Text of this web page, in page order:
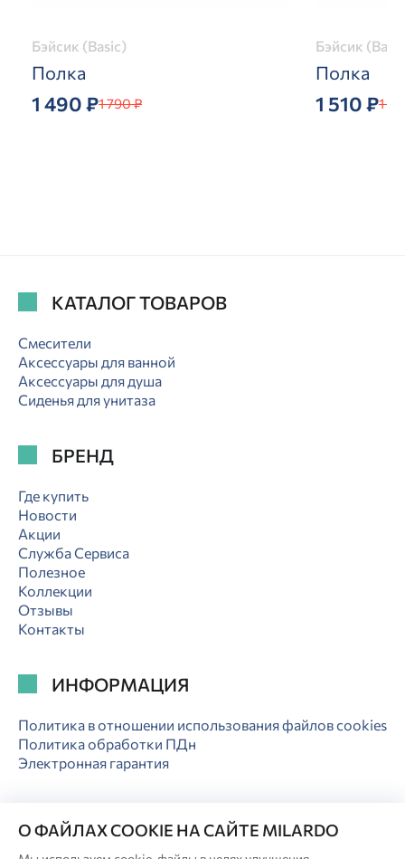
Бэйсик (Basic)
Полка
1 490 ₽1 790 ₽
Бэйсик
Полка
1 510 ₽1
КАТАЛОГ ТОВАРОВ
Смесители
Аксессуары для ванной
Аксессуары для душа
Сиденья для унитаза
БРЕНД
Где купить
Новости
Акции
Служба Сервиса
Полезное
Коллекции
Отзывы
Контакты
ИНФОРМАЦИЯ
Политика в отношении использования файлов cookies
Политика обработки ПДн
Электронная гарантия
О ФАЙЛАХ COOKIE НА САЙТЕ MILARDO